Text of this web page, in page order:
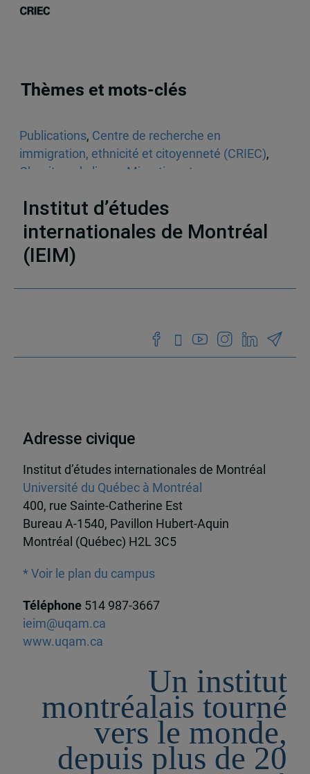
Thèmes et mots-clés
Publications, Centre de recherche en
immigration, ethnicité et citoyenneté (CRIEC),
Chapitres de livres
Migration et personnes
Institut d’études
internationales de Montréal
(IEIM)
Adresse civique
Institut d’études internationales de Montréal
Université du Québec à Montréal
400, rue Sainte-Catherine Est
Bureau A-1540, Pavillon Hubert-Aquin
Montréal (Québec) H2L 3C5
* Voir le plan du campus
Téléphone 514 987-3667
ieim@uqam.ca
www.uqam.ca
Un institut
montréalais tourné
vers le monde,
depuis plus de 20